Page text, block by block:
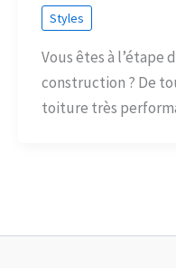
Styles
Vous êtes à
construction ? De
toiture très